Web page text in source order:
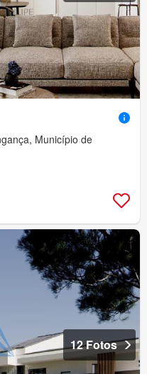
Município de
12 Fotos